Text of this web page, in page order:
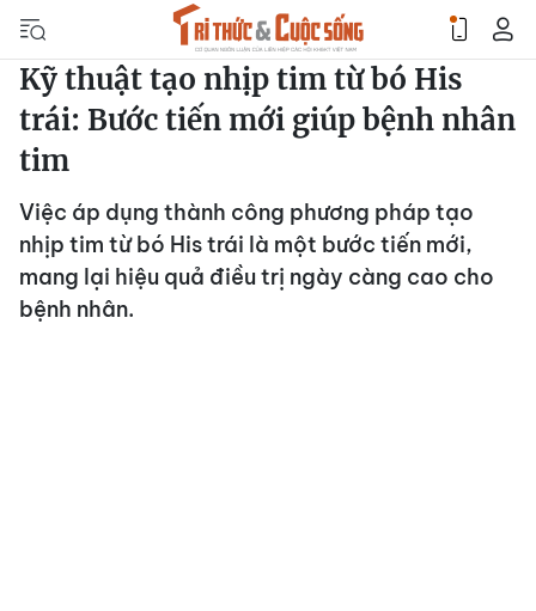
Kỹ thuật tạo nhịp tim từ bó His
trái: Bước tiến mới giúp bệnh nhân
tim
Việc áp dụng thành công phương pháp tạo
nhịp tim từ bó His trái là một bước tiến mới,
mang lại hiệu quả điều trị ngày càng cao cho
bệnh nhân.